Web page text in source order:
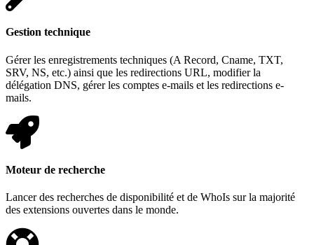
Gestion technique
Gérer les enregistrements techniques (A Record, Cname, TXT,
SRV, NS, etc.) ainsi que les redirections URL, modifier la
délégation DNS, gérer les comptes e-mails et les redirections e-
mails.
Moteur de recherche
Lancer des recherches de disponibilité et de WhoIs sur la majorité
des extensions ouvertes dans le monde.